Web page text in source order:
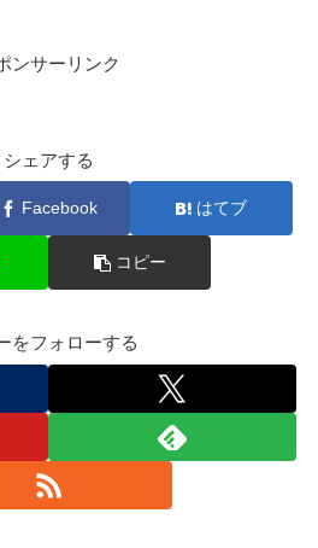
ンサーリンク
シェアする
Facebook はてブ
コピー
をフォローする